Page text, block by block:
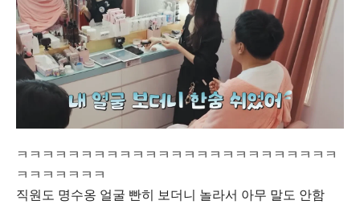
ㅋㅋㅋㅋㅋㅋㅋㅋㅋㅋㅋㅋㅋㅋㅋㅋㅋㅋㅋㅋㅋㅋㅋㅋㅋ
ㅋㅋㅋㅋㅋㅋㅋ
직원도 명수옹 얼굴 빤히 보더니 놀라서 아무 말도 안함